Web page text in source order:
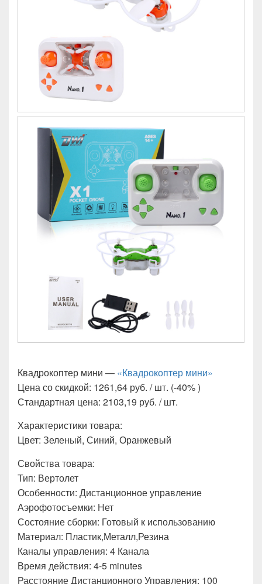
Квадрокоптер мини — «Квадрокоптер мини»
Цена со скидкой: 1261,64 руб. / шт. (-40% )
Стандартная цена: 2103,19 руб. / шт.
Характеристики товара:
Цвет: Зеленый, Синий, Оранжевый
Свойства товара:
Тип: Вертолет
Особенности: Дистанционное управление
Аэрофотосъемки: Нет
Состояние сборки: Готовый к использованию
Материал: Пластик,Металл,Резина
Каналы управления: 4 Канала
Время действия: 4-5 minutes
Расстояние Дистанционного Управления: 100